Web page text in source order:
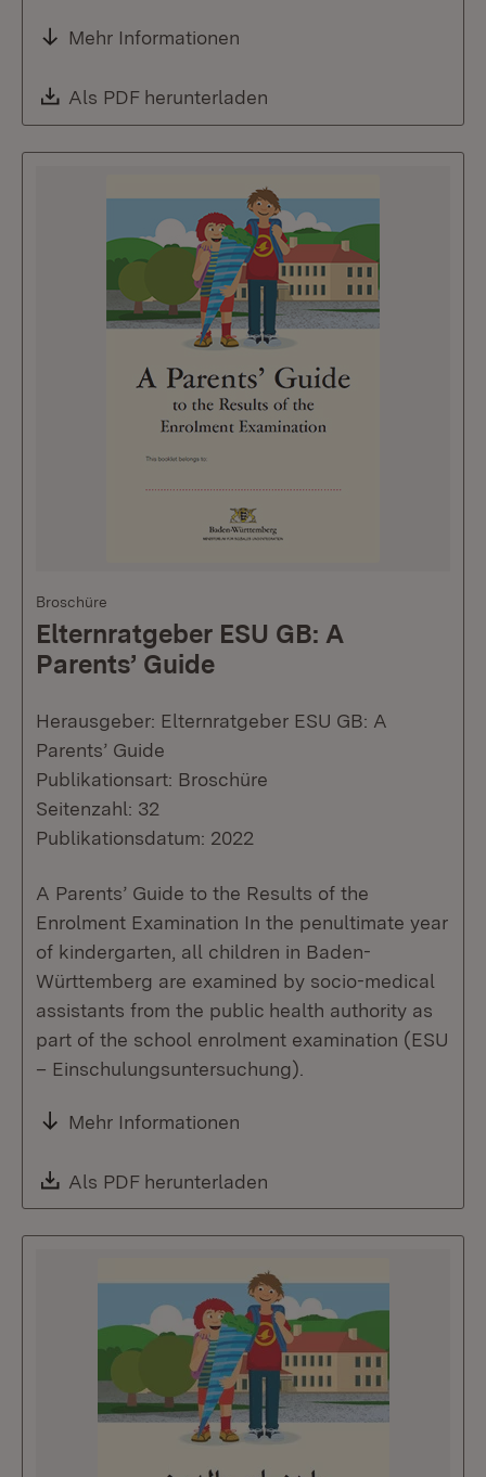
Mehr Informationen
Download:
Als PDF herunterladen
Broschüre
Elternratgeber ESU GB: A
Parents’ Guide
Herausgeber: Elternratgeber ESU GB: A
Parents’ Guide
Publikationsart: Broschüre
Seitenzahl: 32
Publikationsdatum: 2022
A Parents’ Guide to the Results of the
Enrolment Examination In the penultimate year
of kindergarten, all children in Baden-
Württemberg are examined by socio-medical
assistants from the public health authority as
part of the school enrolment examination (ESU
– Einschulungsuntersuchung).
Mehr Informationen
Download:
Als PDF herunterladen